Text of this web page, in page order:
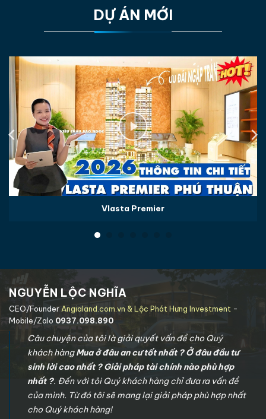
DỰ ÁN MỚI
Vlasta Premier
NGUYỄN LỘC NGHĨA
CEO/Founder Angialand.com.vn & Lộc Phát Hưng Investment -
Mobile/Zalo 0937.098.890
Câu chuyện của tôi là giải quyết vấn đề cho Quý
khách hàngMua ở đâu an cư tốt nhất ? Ở đâu đầu tư
sinh lời cao nhất ? Giải pháp tài chính nào phù hợp
nhất ?. Đến với tôi Quý khách hàng chỉ đưa ra vấn đề
của mình. Từ đó tôi sẽ mang lại giải pháp phù hợp nhất
cho Quý khách hàng!